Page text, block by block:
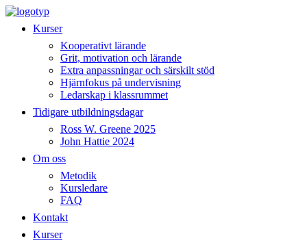
Hoppa
innehåll
Kurser
Kooperativt lärande
Grit, motivation och lärande
Extra anpassningar och särskilt stöd
Hjärnfokus på undervisning
Ledarskap i klassrummet
Tidigare utbildningsdagar
Ross W. Greene 2025
John Hattie 2024
Om oss
Metodik
Kursledare
FAQ
Kontakt
Kurser